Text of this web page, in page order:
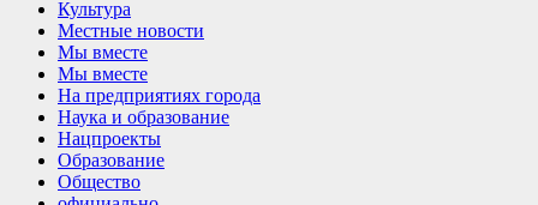
Культура
Местные новости
Мы вместе
Мы вместе
На предприятиях города
Наука и образование
Нацпроекты
Образование
Общество